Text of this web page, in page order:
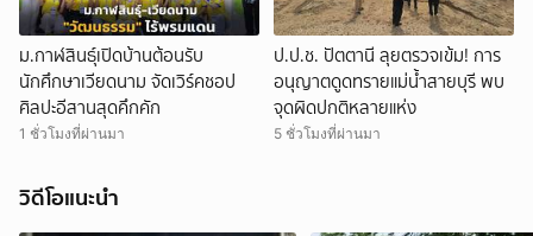
ม.กาฬสินธุ์เปิดบ้านต้อนรับ
นักศึกษาเวียดนาม จัดเวิร์คชอป
ศิลปะอีสานสุดคึกคัก
1 ชั่วโมงที่ผ่านมา
ป.ป.ช. ปัตตานี ลุยตรวจเข้ม! การ
อนุญาตดูดทรายแม่น้ำสายบุรี พบ
จุดผิดปกติหลายแห่ง
5 ชั่วโมงที่ผ่านมา
วิดีโอแนะนำ